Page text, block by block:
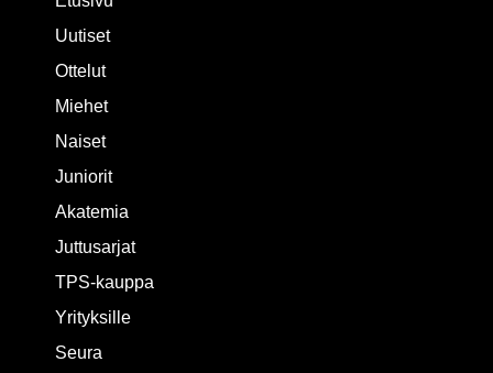
Uutiset
Ottelut
Miehet
Naiset
Juniorit
Akatemia
Juttusarjat
TPS-kauppa
Yrityksille
Seura